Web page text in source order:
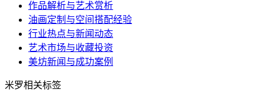
作品解析与艺术赏析
油画定制与空间搭配经验
行业热点与新闻动态
艺术市场与收藏投资
美坊新闻与成功案例
米罗相关标签